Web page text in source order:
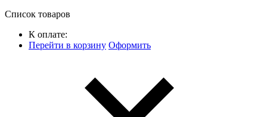
Список товаров
К оплате:
Перейти в корзину Оформить